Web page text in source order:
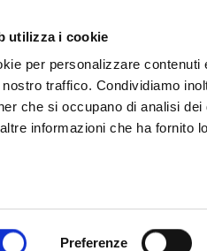
utilizza i cookie
per personalizzare
traffico. Condividiamo
che si occupano di analisi
informazioni che ha fornito
Preferenze